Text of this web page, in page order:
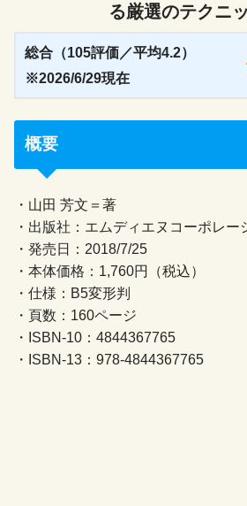
る厳選のテクニ
総合（105評価／平均4.2）
※2026/6/29現在
概要
・山田 芳文＝著
・出版社：エムディエヌコーポレー
・発売日：2018/7/25
・本体価格：1,760円（税込）
・仕様：B5変形判
・頁数：160ページ
・ISBN-10：4844367765
・ISBN-13：978-4844367765